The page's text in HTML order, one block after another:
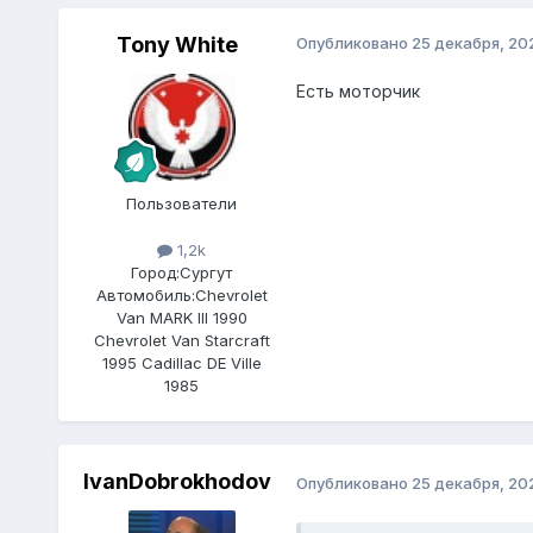
Tony White
Пользователи
1,2k
Город:Сургут
Автомобиль:Chevrolet
Van MARK III 1990
Chevrolet Van Starcraft
1995 Cadillac DE Ville
1985
Опубликовано 25 декабря,
Есть моторчик
IvanDobrokhodov Опубликовано 25 декабря,